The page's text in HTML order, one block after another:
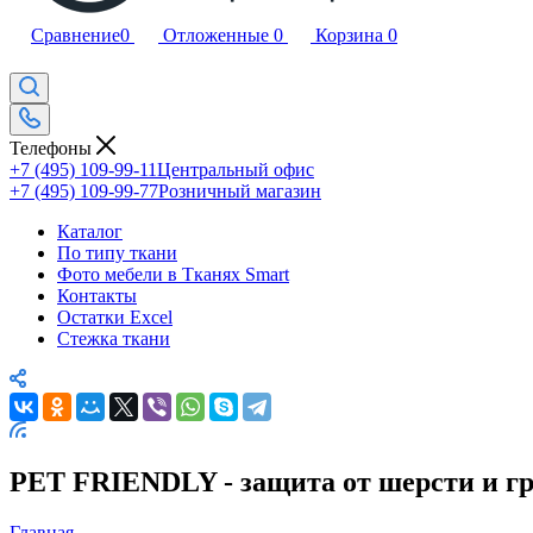
Сравнение0 Отложенные 0 Корзина 0
Телефоны
+7 (495) 109-99-11Центральный офис
+7 (495) 109-99-77Розничный магазин
Каталог
По типу ткани
Фото мебели в Тканях Smart
Контакты
Остатки Excel
Стежка ткани
PET FRIENDLY - защита от шерсти и